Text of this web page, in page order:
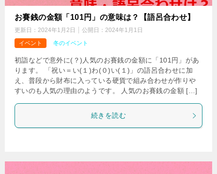
お賽銭の金額「101円」の意味は？【語呂合わせ】
更新日： 2024年1月2日 公開日： 2024年1月1日
イベント
冬のイベント
初詣などで意外に(？)人気のお賽銭の金額に「101円」があ
ります。 「祝い＝い(１)わ(０)い(１)」の語呂合わせに加
え、普段から財布に入っている硬貨で組み合わせが作りや
すいのも人気の理由のようです。 人気のお賽銭の金額 […]
続きを読む